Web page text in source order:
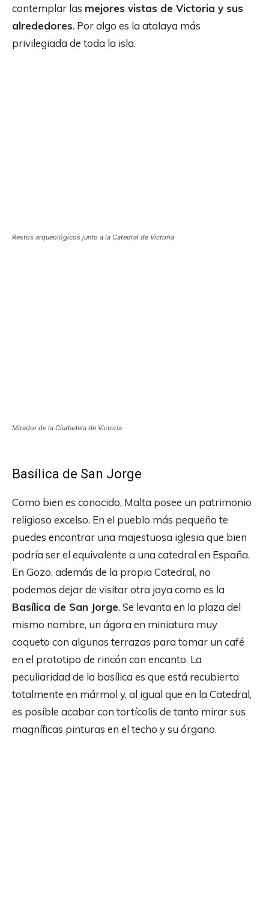
contemplar las mejores vistas de Victoria y sus
alrededores. Por algo es la atalaya más
privilegiada de toda la isla.
Restos arqueológicos junto a la Catedral de Victoria
Mirador de la Ciudadela de Victoria
Basílica de San Jorge
Como bien es conocido, Malta posee un patrimonio
religioso excelso. En el pueblo más pequeño te
puedes encontrar una majestuosa iglesia que bien
podría ser el equivalente a una catedral en España.
En Gozo, además de la propia Catedral, no
podemos dejar de visitar otra joya como es la
Basílica de San Jorge. Se levanta en la plaza del
mismo nombre, un ágora en miniatura muy
coqueto con algunas terrazas para tomar un café
en el prototipo de rincón con encanto. La
peculiaridad de la basílica es que está recubierta
totalmente en mármol y, al igual que en la Catedral,
es posible acabar con tortícolis de tanto mirar sus
magníficas pinturas en el techo y su órgano.